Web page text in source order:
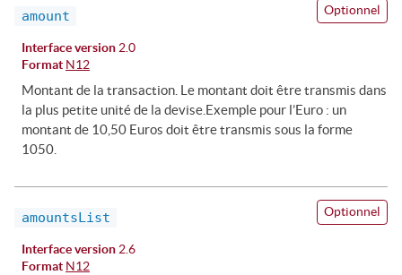
amount Optionnel
Interface version 2.0
Format N12
Montant de la transaction. Le montant doit être transmis dans
la plus petite unité de la devise.Exemple pour l’Euro : un
montant de 10,50 Euros doit être transmis sous la forme
1050.
amountsList Optionnel
Interface version 2.6
Format N12